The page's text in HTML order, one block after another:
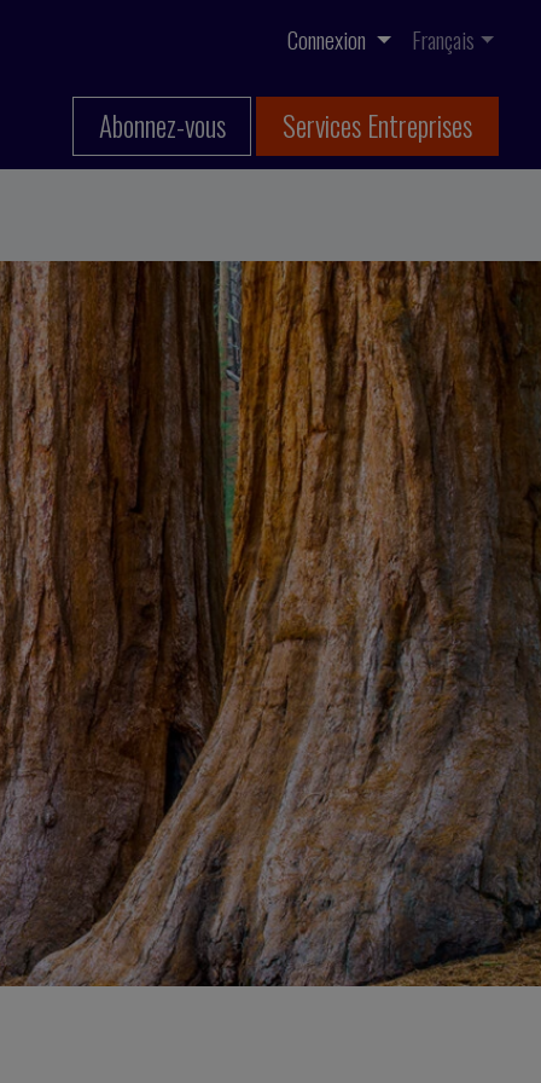
Connexion Français
Abonnez-vous Services Entreprises